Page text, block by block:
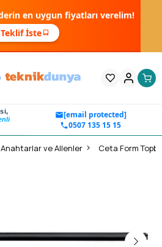
en uygun fiyatları verelim!
Teklif İste
[email protected]
0507 135 15 15
Anahtarlar ve Allenler Ceta Form